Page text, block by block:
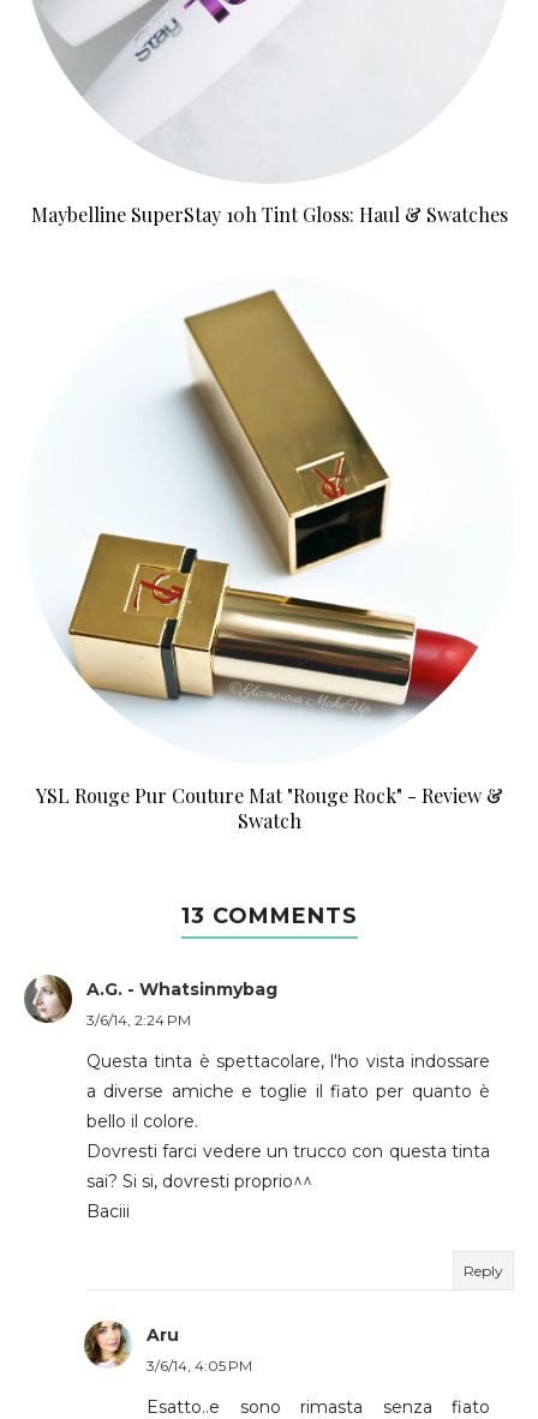
Maybelline SuperStay 10h Tint Gloss: Haul & Swatches
YSL Rouge Pur Couture Mat "Rouge Rock" - Review &
Swatch
13 COMMENTS
A.G. - Whatsinmybag
3/6/14, 2:24 PM
Questa tinta è spettacolare, l'ho vista indossare
a diverse amiche e toglie il fiato per quanto è
bello il colore.
Dovresti farci vedere un trucco con questa tinta
sai? Si si, dovresti proprio^^
Baciii
Reply
Aru
3/6/14, 4:05 PM
Esatto..e sono rimasta senza fiato